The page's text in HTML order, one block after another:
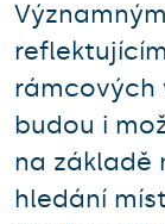
rámcových
budou i
na základě
hledání